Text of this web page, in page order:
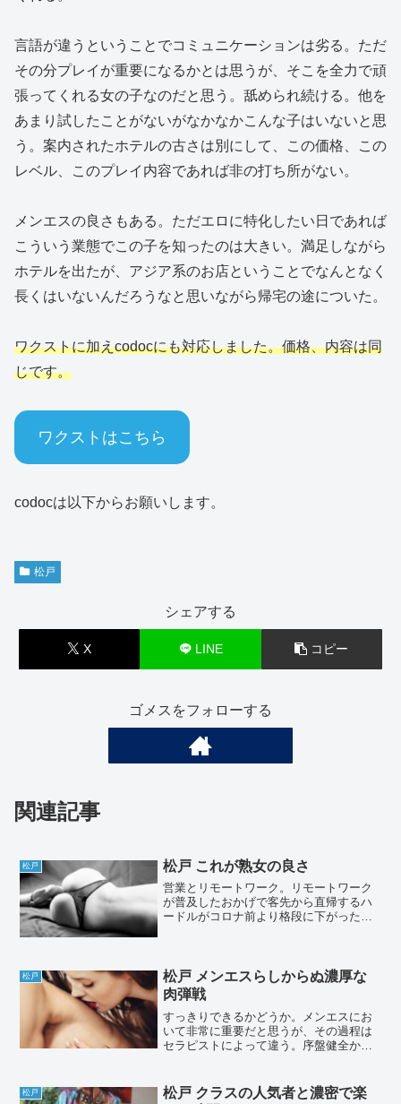
言語が違うということでコミュニケーションは劣る。ただ
その分プレイが重要になるかとは思うが、そこを全力で頑
張ってくれる女の子なのだと思う。舐められ続ける。他を
あまり試したことがないがなかなかこんな子はいないと思
う。案内されたホテルの古さは別にして、この価格、この
レベル、このプレイ内容であれば非の打ち所がない。
メンエスの良さもある。ただエロに特化したい日であれば
こういう業態でこの子を知ったのは大きい。満足しながら
ホテルを出たが、アジア系のお店ということでなんとなく
長くはいないんだろうなと思いながら帰宅の途についた。
ワクストに加えcodocにも対応しました。価格、内容は同
じです。
ワクストはこちら
codocは以下からお願いします。
松戸
シェアする
X LINE コピー
ゴメスをフォローする
関連記事
松戸 松戸 これが熟女の良さ
営業とリモートワーク。リモートワーク
が普及したおかげで客先から直帰するハ
ードルがコロナ前より格段に下がった。
っていたセラピストの予定...
松戸
松戸 メンエスらしからぬ濃厚な
肉弾戦
すっきりできるかどうか。メンエスにお
いて非常に重要だと思うが、その過程は
セラピストによって違う。序盤健全から
と最初から割り切った施術、会話でエロ
松戸
松戸 クラスの人気者と濃密で楽